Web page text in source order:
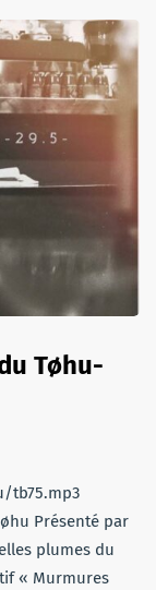
Tøhu-
tb75.mp3
Présenté par
plumes du
« Murmures